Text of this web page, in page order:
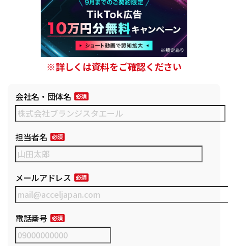
※詳しくは資料をご確認ください
会社名・団体名
担当者名
メールアドレス
電話番号